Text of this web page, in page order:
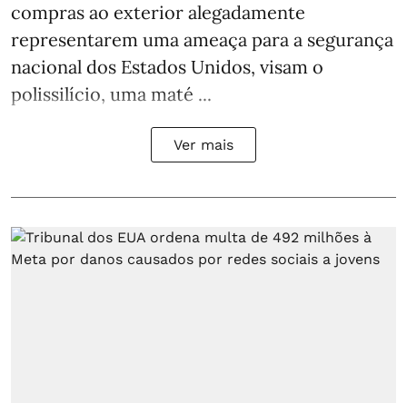
compras ao exterior alegadamente
representarem uma ameaça para a segurança
nacional dos Estados Unidos, visam o
polissilício, uma maté ...
Ver mais